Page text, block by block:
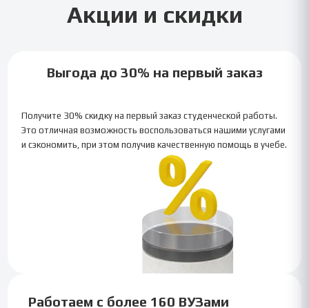
Акции и скидки
Выгода до 30% на первый заказ
Получите 30% скидку на первый заказ студенческой работы.
Это отличная возможность воспользоваться нашими услугами
и сэкономить, при этом получив качественную помощь в учебе.
Работаем с более 160 ВУЗами